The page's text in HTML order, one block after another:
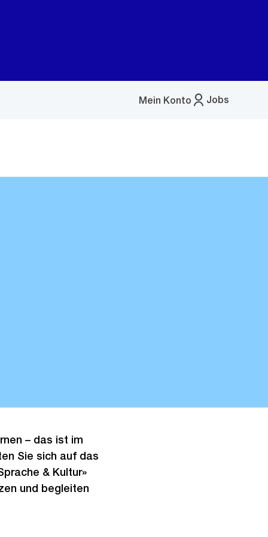
Jobs
Mein Konto
Menü
– das ist im
Sie sich auf das
& Kultur»
und begleiten